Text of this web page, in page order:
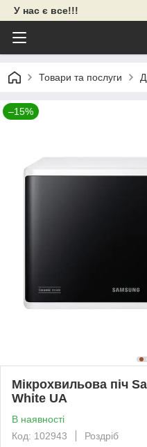
У нас є все!!!
Товари та послуги
–15%
Мікрохвильова піч
White UA
В наявності
Код: 102943
Роздріб